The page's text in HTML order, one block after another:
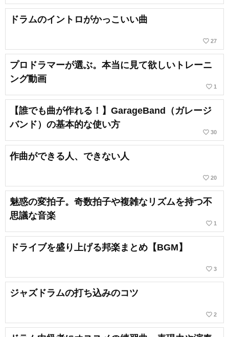
ドラムのイントロがかっこいい曲
favorite_border 27
プロドラマーが選ぶ。本当に見て欲しいトレーニ
ング動画
favorite_border 1
【誰でも曲が作れる！】GarageBand（ガレージ
バンド）の基本的な使い方
favorite_border 30
作曲ができる人、できない人
favorite_border 20
魅惑の変拍子。奇数拍子や複雑なリズムを持つ不
思議な音楽
favorite_border 1
ドライブを盛り上げる邦楽まとめ【BGM】
favorite_border 3
ジャズドラムの打ち込みのコツ
favorite_border 2